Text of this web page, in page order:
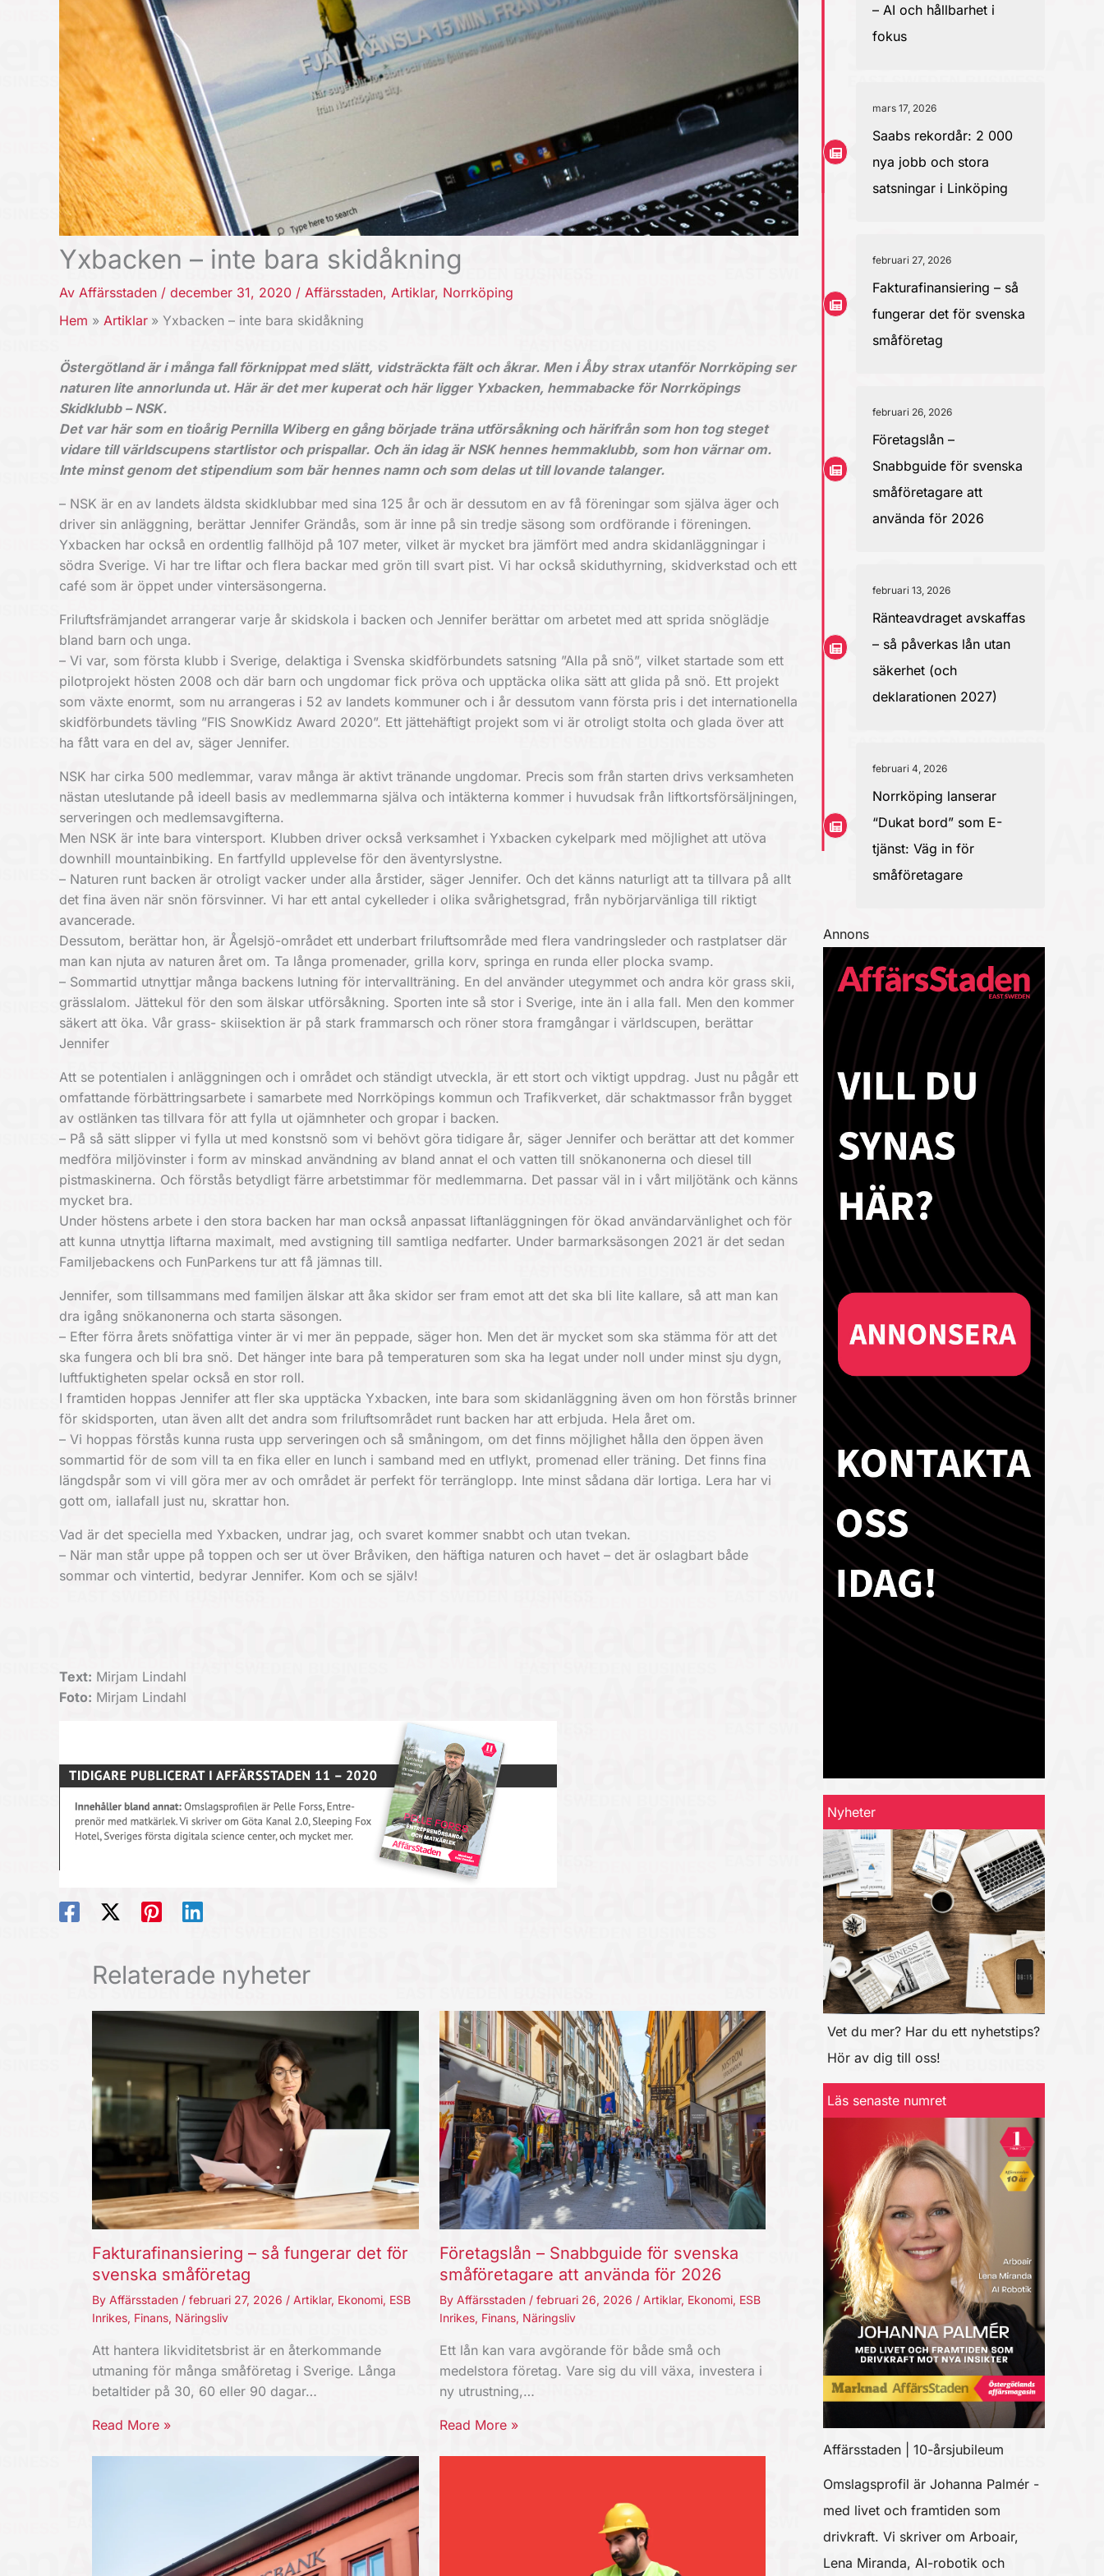
Yxbacken – inte bara skidåkning
Av Affärsstaden / december 31, 2020 / Affärsstaden, Artiklar, Norrköping
Hem
Artiklar Yxbacken – inte bara skidåkning
Östergötland är i många fall förknippat med slätt, vidsträckta fält och åkrar. Men i Åby strax utanför Norrköping ser
naturen lite annorlunda ut. Här är det mer kuperat och här ligger Yxbacken, hemmabacke för Norrköpings
Skidklubb – NSK.
Det var här som en tioårig Pernilla Wiberg en gång började träna utförsåkning och härifrån som hon tog steget
vidare till världscupens startlistor och prispallar. Och än idag är NSK hennes hemmaklubb, som hon värnar om.
Inte minst genom det stipendium som bär hennes namn och som delas ut till lovande talanger.
– NSK är en av landets äldsta skidklubbar med sina 125 år och är dessutom en av få föreningar som själva äger och
driver sin anläggning, berättar Jennifer Grändås, som är inne på sin tredje säsong som ordförande i föreningen.
Yxbacken har också en ordentlig fallhöjd på 107 meter, vilket är mycket bra jämfört med andra skidanläggningar i
södra Sverige. Vi har tre liftar och flera backar med grön till svart pist. Vi har också skiduthyrning, skidverkstad och ett
café som är öppet under vintersäsongerna.
Friluftsfrämjandet arrangerar varje år skidskola i backen och Jennifer berättar om arbetet med att sprida snöglädje
bland barn och unga.
– Vi var, som första klubb i Sverige, delaktiga i Svenska skidförbundets satsning ”Alla på snö”, vilket startade som ett
pilotprojekt hösten 2008 och där barn och ungdomar fick pröva och upptäcka olika sätt att glida på snö. Ett projekt
som växte enormt, som nu arrangeras i 52 av landets kommuner och i år dessutom vann första pris i det internationella
skidförbundets tävling ”FIS SnowKidz Award 2020”. Ett jättehäftigt projekt som vi är otroligt stolta och glada över att
ha fått vara en del av, säger Jennifer.
NSK har cirka 500 medlemmar, varav många är aktivt tränande ungdomar. Precis som från starten drivs verksamheten
nästan uteslutande på ideell basis av medlemmarna själva och intäkterna kommer i huvudsak från liftkortsförsäljningen,
serveringen och medlemsavgifterna.
Men NSK är inte bara vintersport. Klubben driver också verksamhet i Yxbacken cykelpark med möjlighet att utöva
downhill mountainbiking. En fartfylld upplevelse för den äventyrslystne.
– Naturen runt backen är otroligt vacker under alla årstider, säger Jennifer. Och det känns naturligt att ta tillvara på allt
det fina även när snön försvinner. Vi har ett antal cykelleder i olika svårighetsgrad, från nybörjarvänliga till riktigt
avancerade.
Dessutom, berättar hon, är Ågelsjö-området ett underbart friluftsområde med flera vandringsleder och rastplatser där
man kan njuta av naturen året om. Ta långa promenader, grilla korv, springa en runda eller plocka svamp.
– Sommartid utnyttjar många backens lutning för intervallträning. En del använder utegymmet och andra kör grass skii,
grässlalom. Jättekul för den som älskar utförsåkning. Sporten inte så stor i Sverige, inte än i alla fall. Men den kommer
säkert att öka. Vår grass- skiisektion är på stark frammarsch och röner stora framgångar i världscupen, berättar
Jennifer
Att se potentialen i anläggningen och i området och ständigt utveckla, är ett stort och viktigt uppdrag. Just nu pågår ett
omfattande förbättringsarbete i samarbete med Norrköpings kommun och Trafikverket, där schaktmassor från bygget
av ostlänken tas tillvara för att fylla ut ojämnheter och gropar i backen.
– På så sätt slipper vi fylla ut med konstsnö som vi behövt göra tidigare år, säger Jennifer och berättar att det kommer
medföra miljövinster i form av minskad användning av bland annat el och vatten till snökanonerna och diesel till
pistmaskinerna. Och förstås betydligt färre arbetstimmar för medlemmarna. Det passar väl in i vårt miljötänk och känns
mycket bra.
Under höstens arbete i den stora backen har man också anpassat liftanläggningen för ökad användarvänlighet och för
att kunna utnyttja liftarna maximalt, med avstigning till samtliga nedfarter. Under barmarksäsongen 2021 är det sedan
Familjebackens och FunParkens tur att få jämnas till.
Jennifer, som tillsammans med familjen älskar att åka skidor ser fram emot att det ska bli lite kallare, så att man kan
dra igång snökanonerna och starta säsongen.
– Efter förra årets snöfattiga vinter är vi mer än peppade, säger hon. Men det är mycket som ska stämma för att det
ska fungera och bli bra snö. Det hänger inte bara på temperaturen som ska ha legat under noll under minst sju dygn,
luftfuktigheten spelar också en stor roll.
I framtiden hoppas Jennifer att fler ska upptäcka Yxbacken, inte bara som skidanläggning även om hon förstås brinner
för skidsporten, utan även allt det andra som friluftsområdet runt backen har att erbjuda. Hela året om.
– Vi hoppas förstås kunna rusta upp serveringen och så småningom, om det finns möjlighet hålla den öppen även
sommartid för de som vill ta en fika eller en lunch i samband med en utflykt, promenad eller träning. Det finns fina
längdspår som vi vill göra mer av och området är perfekt för terränglopp. Inte minst sådana där lortiga. Lera har vi
gott om, iallafall just nu, skrattar hon.
Vad är det speciella med Yxbacken, undrar jag, och svaret kommer snabbt och utan tvekan.
– När man står uppe på toppen och ser ut över Bråviken, den häftiga naturen och havet – det är oslagbart både
sommar och vintertid, bedyrar Jennifer. Kom och se själv!
Text: Mirjam Lindahl
Foto: Mirjam Lindahl
Relaterade nyheter
Fakturafinansiering – så fungerar det för
svenska småföretag
By Affärsstaden / februari 27, 2026 / Artiklar, Ekonomi, ESB
Inrikes, Finans, Näringsliv
Att hantera likviditetsbrist är en återkommande
utmaning för många småföretag i Sverige. Långa
betaltider på 30, 60 eller 90 dagar…
Read More »
Företagslån – Snabbguide för svenska
småföretagare att använda för 2026
By Affärsstaden / februari 26, 2026 / Artiklar, Ekonomi, ESB
Inrikes, Finans, Näringsliv
Ett lån kan vara avgörande för både små och
medelstora företag. Vare sig du vill växa, investera i
ny utrustning,…
Read More »
– AI och hållbarhet i
fokus
mars 17, 2026
Saabs rekordår: 2 000
nya jobb och stora
satsningar i Linköping
februari 27, 2026
Fakturafinansiering – så
fungerar det för svenska
småföretag
februari 26, 2026
Företagslån –
Snabbguide för svenska
småföretagare att
använda för 2026
februari 13, 2026
Ränteavdraget avskaffas
– så påverkas lån utan
säkerhet (och
deklarationen 2027)
februari 4, 2026
Norrköping lanserar
“Dukat bord” som E-
tjänst: Väg in för
småföretagare
Annons
Nyheter
Vet du mer? Har du ett nyhetstips?
Hör av dig till oss!
Läs senaste numret
Affärsstaden | 10-årsjubileum
Omslagsprofil är Johanna Palmér -
med livet och framtiden som
drivkraft. Vi skriver om Arboair,
Lena Miranda, AI-robotik och